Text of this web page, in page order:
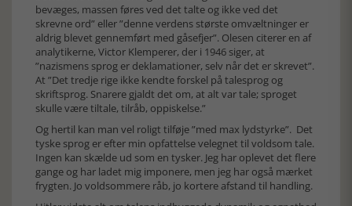
bevæges, massen føres ved det talte og ikke ved det
skrevne ord” eller ”denne verdens største omvæltninger er
aldrig blevet gennemført med gåsefjer”. Olesen citerer en af
analytikerne, Victor Klemperer, der i 1946 siger, at
”nazismens sprog er deklamationer, selv når det er skrevet”.
At ”Det tredje rige ikke kendte forskel på talesprog og
skriftsprog. Snarere gjaldt det om, at alt var tale; sproget
skulle være tiltale, tilråb, oppiskelse.”
Og hertil kan man vel roligt tilføje ”med max lydstyrke”. Det
tyske sprog er efter min opfattelse velegnet til voldsom tale.
Ingen kan skælde ud som en tysker. Jeg har oplevet det flere
gange og har ladet mig imponere, men jeg har også mærket
frygten. Jo voldsommere råb, jo kortere afstand til handling.